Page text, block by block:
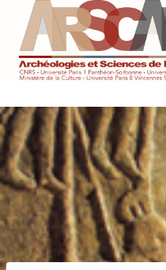
contenu